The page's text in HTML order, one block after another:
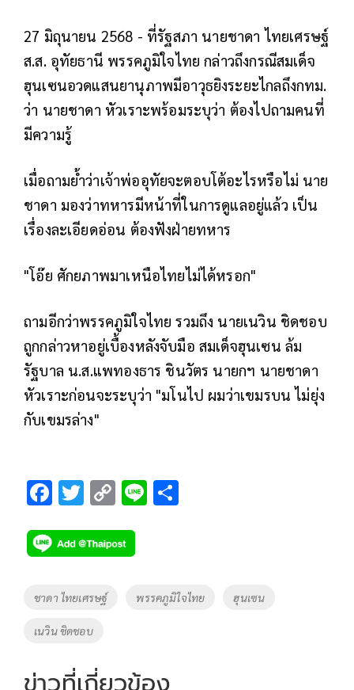
27 มิถุนายน 2568 - ที่รัฐสภา นายชาดา ไทยเศรษฐ์
ส.ส. อุทัยธานี พรรคภูมิใจไทย กล่าวถึงกรณีสมเด็จ
ฮุนเซนอวดแสนยานุภาพมีอาวุธยิงระยะไกลถึงกทม.
ว่า นายชาดา หัวเราะพร้อมระบุว่า ต้องไปถามคนที่
มีความรู้
เมื่อถามย้ำว่าเจ้าพ่ออุทัยจะตอบโต้อะไรหรือไม่ นาย
ชาดา มองว่าทหารมีหน้าที่ในการดูแลอยู่แล้ว เป็น
เรื่องละเอียดอ่อน ต้องฟังฝ่ายทหาร
"โอ๊ย ศักยภาพมาเหนือไทยไม่ได้หรอก"
ถามอีกว่าพรรคภูมิใจไทย รวมถึง นายเนวิน ชิดชอบ
ถูกกล่าวหาอยู่เบื้องหลังจับมือ สมเด็จฮุนเซน ล้ม
รัฐบาล น.ส.แพทองธาร ชินวัตร นายกฯ นายชาดา
หัวเราะก่อนจะระบุว่า "มโนไป ผมว่าเขมรบน ไม่ยุ่ง
กับเขมรล่าง"
F
e
b
o
o
k
T
tt
er
C
p
y
Li
Li
Tags
ชาดา ไทยเศรษฐ์ พรรคภูมิใจไทย ฮุนเซน
เนวิน ชิดชอบ